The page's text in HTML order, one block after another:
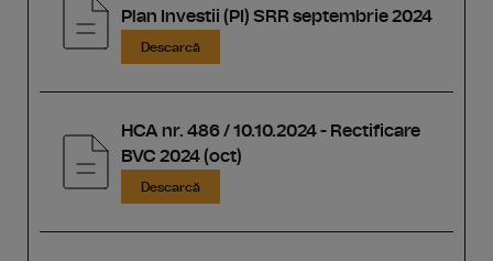
Plan Investii (PI) SRR septembrie 2024
Descarcă
HCA nr. 486 / 10.10.2024 - Rectificare
BVC 2024 (oct)
Descarcă